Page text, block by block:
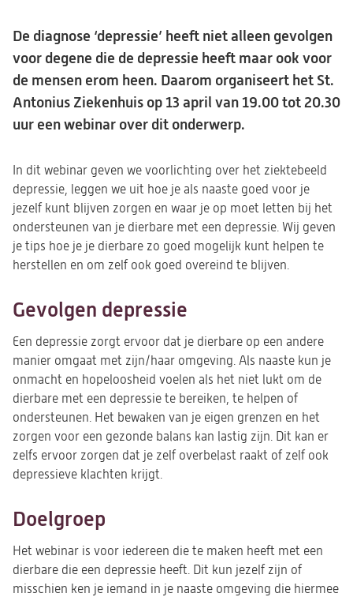
De diagnose ‘depressie’ heeft niet alleen gevolgen
voor degene die de depressie heeft maar ook voor
de mensen erom heen. Daarom organiseert het St.
Antonius Ziekenhuis op 13 april van 19.00 tot 20.30
uur een webinar over dit onderwerp.
In dit webinar geven we voorlichting over het ziektebeeld
depressie, leggen we uit hoe je als naaste goed voor je
jezelf kunt blijven zorgen en waar je op moet letten bij het
ondersteunen van je dierbare met een depressie. Wij geven
je tips hoe je je dierbare zo goed mogelijk kunt helpen te
herstellen en om zelf ook goed overeind te blijven.
Gevolgen depressie
Een depressie zorgt ervoor dat je dierbare op een andere
manier omgaat met zijn/haar omgeving. Als naaste kun je
onmacht en hopeloosheid voelen als het niet lukt om de
dierbare met een depressie te bereiken, te helpen of
ondersteunen. Het bewaken van je eigen grenzen en het
zorgen voor een gezonde balans kan lastig zijn. Dit kan er
zelfs ervoor zorgen dat je zelf overbelast raakt of zelf ook
depressieve klachten krijgt.
Doelgroep
Het webinar is voor iedereen die te maken heeft met een
dierbare die een depressie heeft. Dit kun jezelf zijn of
misschien ken je iemand in je naaste omgeving die hiermee